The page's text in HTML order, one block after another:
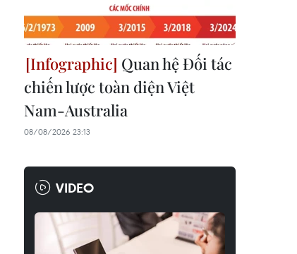
Quan hệ Đối tác
chiến lược toàn diện Việt
Nam-Australia
08/08/2026 23:13
VIDEO